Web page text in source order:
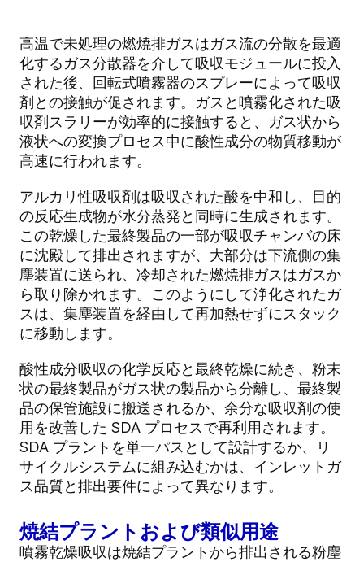
高温で未処理の燃焼排ガスはガス流の分散を最適
化するガス分散器を介して吸収モジュールに投入
された後、回転式噴霧器のスプレーによって吸収
剤との接触が促されます。ガスと噴霧化された吸
収剤スラリーが効率的に接触すると、ガス状から
液状への変換プロセス中に酸性成分の物質移動が
高速に行われます。
アルカリ性吸収剤は吸収された酸を中和し、目的
の反応生成物が水分蒸発と同時に生成されます。
この乾燥した最終製品の一部が吸収チャンバの床
に沈殿して排出されますが、大部分は下流側の集
塵装置に送られ、冷却された燃焼排ガスはガスか
ら取り除かれます。このようにして浄化されたガ
スは、集塵装置を経由して再加熱せずにスタック
に移動します。
酸性成分吸収の化学反応と最終乾燥に続き、粉末
状の最終製品がガス状の製品から分離し、最終製
品の保管施設に搬送されるか、余分な吸収剤の使
用を改善した SDA プロセスで再利用されます。
SDA プラントを単一パスとして設計するか、リ
サイクルシステムに組み込むかは、インレットガ
ス品質と排出要件によって異なります。
焼結プラントおよび類似用途
噴霧乾燥吸収は焼結プラントから排出される粉塵